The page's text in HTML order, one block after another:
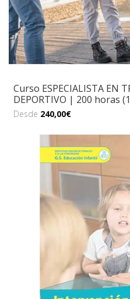
Curso ESPECIALISTA EN
DEPORTIVO | 200 horas
Desde 240,00€